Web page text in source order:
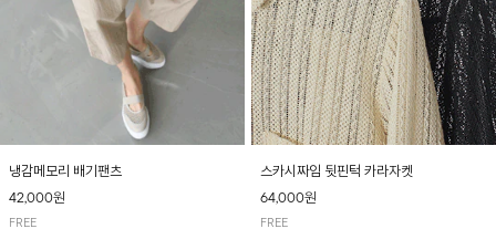
냉감메모리 배기팬츠
42,000원
FREE
스카시짜임 뒷핀턱 카라자켓
64,000원
FREE